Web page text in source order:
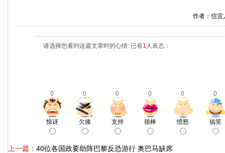
作者：信
请选择您看到这篇文章时的心情: 已有1 人表态：
0 0 0 0 0 0
惊讶 欠揍 支持 很棒 愤怒 搞笑
上一篇： 40位各国政要助阵巴黎反恐游行 奥巴马缺席